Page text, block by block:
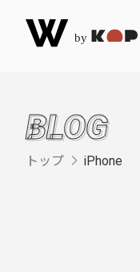
BLOG
トップ  iPhone